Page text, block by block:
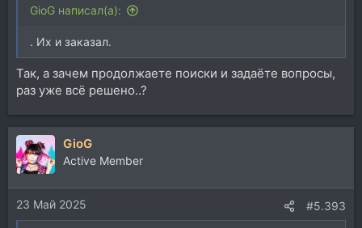
GioG написал(а):
. Их и заказал.
Так, а зачем продолжаете поиски и задаёте вопросы,
раз уже всё решено..?
GioG
Active Member
23 Май 2025 #5.393